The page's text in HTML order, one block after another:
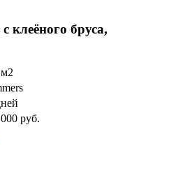
клеёного бруса,
руб.